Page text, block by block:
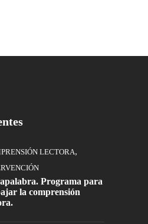
LECTORA,
Programa para
la comprensión